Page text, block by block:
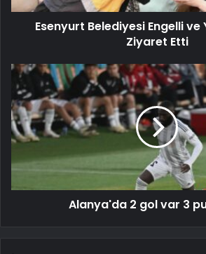
Esenyurt Belediyesi Engelli ve
Ziyaret Etti
Alanya'da 2 gol var 3